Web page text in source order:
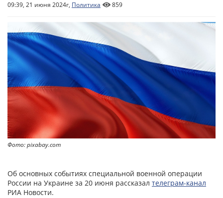
09:39, 21 июня 2024г, Политика 859
Фото: pixabay.com
Об основных событиях специальной военной операции
России на Украине за 20 июня рассказал телеграм-канал
РИА Новости.